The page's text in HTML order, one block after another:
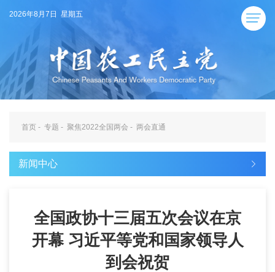
2026年8月7日 星期五
首页 - 专题 - 聚焦2022全国两会 - 两会直通
新闻中心
全国政协十三届五次会议在京
开幕 习近平等党和国家领导人
到会祝贺